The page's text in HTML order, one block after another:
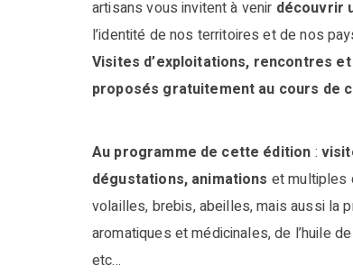
artisans vous invitent à venir découvrir
l’identité de nos territoires et de nos
Visites d’exploitations, rencontres
proposés gratuitement au cours de
Au programme de cette édition :
dégustations, animations et multiples
volailles, brebis, abeilles, mais aussi la
aromatiques et médicinales, de l’huile
etc…